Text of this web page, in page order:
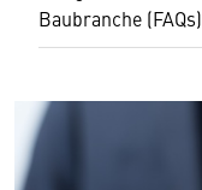
Baubranche (FAQs)